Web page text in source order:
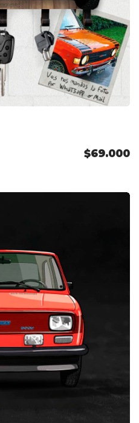
$69.000